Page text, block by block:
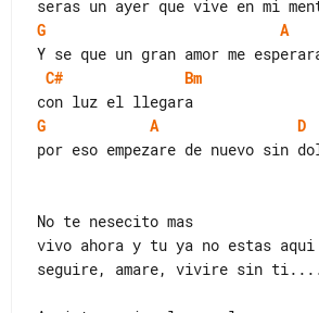
G A
C#
Bm
G
A
D
por eso empezare de nuevo sin
No te nesecito mas
vivo ahora y tu ya no estas aqui
seguire, amare, vivire sin